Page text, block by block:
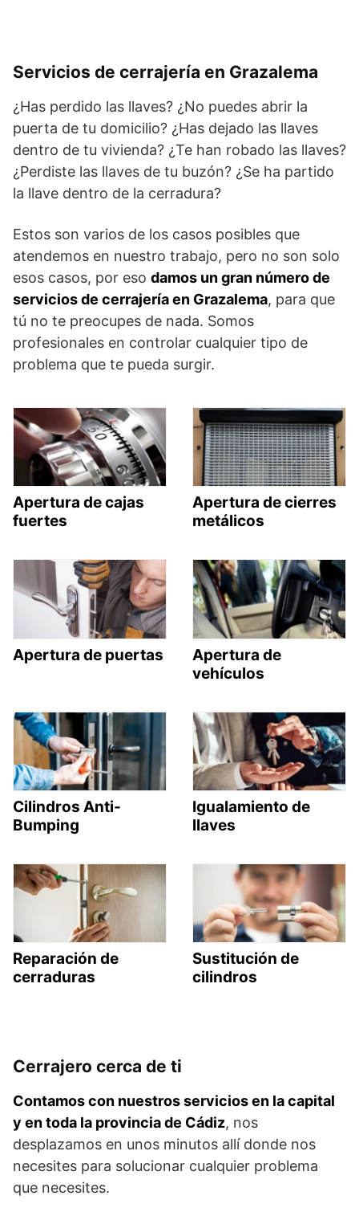
Servicios de cerrajería en Grazalema
¿Has perdido las llaves? ¿No puedes abrir la
puerta de tu domicilio? ¿Has dejado las llaves
dentro de tu vivienda? ¿Te han robado las llaves?
¿Perdiste las llaves de tu buzón? ¿Se ha partido
la llave dentro de la cerradura?
Estos son varios de los casos posibles que
atendemos en nuestro trabajo, pero no son solo
esos casos, por eso damos un gran número de
servicios de cerrajería en Grazalema, para que
tú no te preocupes de nada. Somos
profesionales en controlar cualquier tipo de
problema que te pueda surgir.
Apertura de cajas
fuertes
Apertura de cierres
metálicos
Apertura de puertas
Apertura de
vehículos
Cilindros Anti-
Bumping
Igualamiento de
llaves
Reparación de
cerraduras
Sustitución de
cilindros
Cerrajero cerca de ti
Contamos con nuestros servicios en la capital
y en toda la provincia de Cádiz, nos
desplazamos en unos minutos allí donde nos
necesites para solucionar cualquier problema
que necesites.